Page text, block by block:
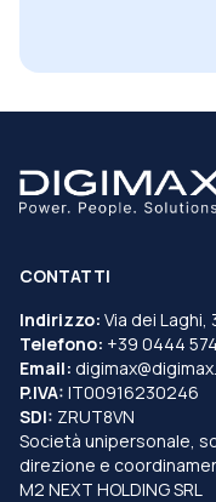
CONTATTI
Indirizzo: Via dei Laghi,
Telefono: +39 0444
Email:
P.IVA: IT00916230246
SDI: ZRUT8VN
Società unipersonale,
direzione e
M2 NEXT HOLDING SRL